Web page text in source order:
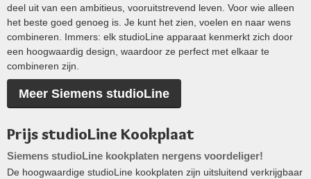
deel uit van een ambitieus, vooruitstrevend leven. Voor wie alleen
het beste goed genoeg is. Je kunt het zien, voelen en naar wens
combineren. Immers: elk studioLine apparaat kenmerkt zich door
een hoogwaardig design, waardoor ze perfect met elkaar te
combineren zijn.
Meer Siemens studioLine
Prijs studioLine Kookplaat
Siemens studioLine kookplaten nergens voordeliger!
De hoogwaardige studioLine kookplaten zijn uitsluitend verkrijgbaar